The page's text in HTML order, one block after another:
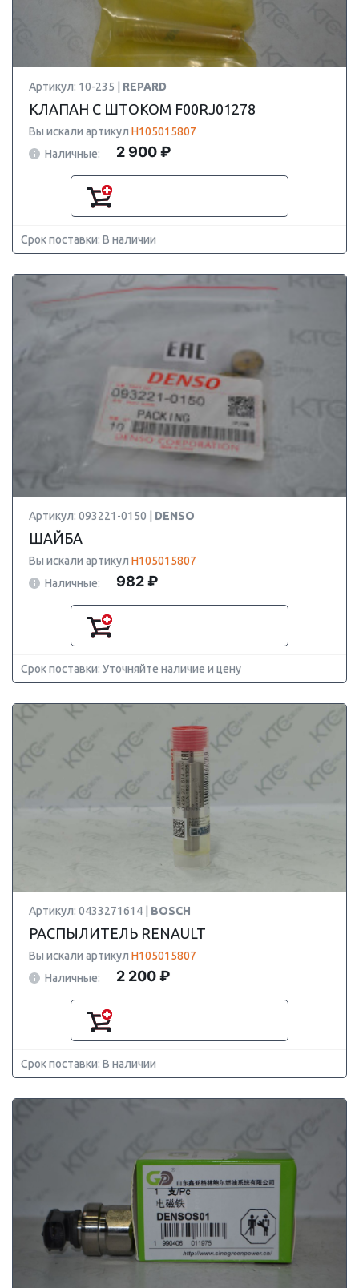
Артикул: 10-235 | REPARD
КЛАПАН С ШТОКОМ F00RJ01278
Вы искали артикул H105015807
Наличные:
2 900 ₽
Срок поставки: В наличии
Артикул: 093221-0150 | DENSO
ШАЙБА
Вы искали артикул H105015807
Наличные:
982 ₽
Срок поставки: Уточняйте наличие и цену
Артикул: 0433271614 | BOSCH
РАСПЫЛИТЕЛЬ RENAULT
Вы искали артикул H105015807
Наличные:
2 200 ₽
Срок поставки: В наличии